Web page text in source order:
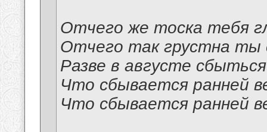
Отчего же тоска тебя
Отчего так грустна ты
Разве в августе
Что сбывается ранней
Что сбывается ранней